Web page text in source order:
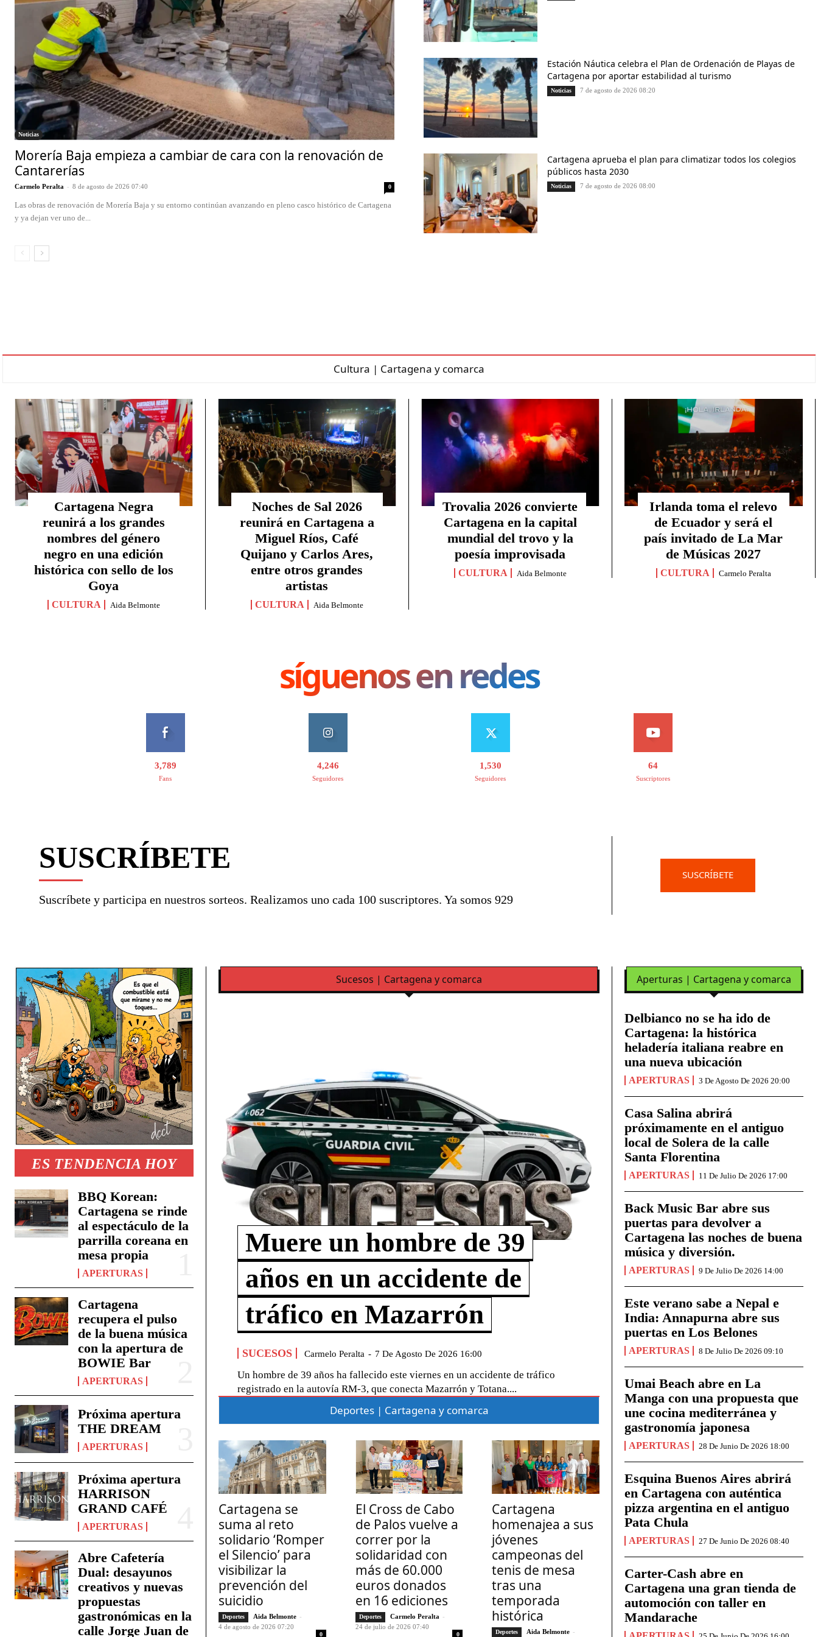
Noticias
Morería Baja empieza a cambiar de cara con la renovación de
Cantarerías
Carmelo Peralta - 8 de agosto de 2026 07:40 0
Las obras de renovación de Morería Baja y su entorno continúan avanzando en pleno casco histórico de Cartagena
y ya dejan ver uno de...
Estación Náutica celebra el Plan de Ordenación de Playas de
Cartagena por aportar estabilidad al turismo
Noticias 7 de agosto de 2026 08:20
Cartagena aprueba el plan para climatizar todos los colegios
públicos hasta 2030
Noticias 7 de agosto de 2026 08:00
Cultura | Cartagena y comarca
Cartagena Negra
reunirá a los grandes
nombres del género
negro en una edición
histórica con sello de los
Goya
CULTURA Aida Belmonte
Noches de Sal 2026
reunirá en Cartagena a
Miguel Ríos, Café
Quijano y Carlos Ares,
entre otros grandes
artistas
CULTURA Aida Belmonte
Trovalia 2026 convierte
Cartagena en la capital
mundial del trovo y la
poesía improvisada
CULTURA Aida Belmonte
Irlanda toma el relevo
de Ecuador y será el
país invitado de La Mar
de Músicas 2027
CULTURA Carmelo Peralta
síguenos en redes
3,789
Fans
4,246
Seguidores
1,530
Seguidores
64
Suscriptores
SUSCRÍBETE
Suscríbete y participa en nuestros sorteos. Realizamos uno cada 100 suscriptores. Ya somos 929
SUSCRÍBETE
ES TENDENCIA HOY
BBQ Korean:
Cartagena se rinde
al espectáculo de la
parrilla coreana en
mesa propia
APERTURAS
Cartagena
recupera el pulso
de la buena música
con la apertura de
BOWIE Bar
APERTURAS
Próxima apertura
THE DREAM
APERTURAS
Próxima apertura
HARRISON
GRAND CAFÉ
APERTURAS
Abre Cafetería
Dual: desayunos
creativos y nuevas
propuestas
gastronómicas en la
calle Jorge Juan de
Sucesos | Cartagena y comarca
Muere un hombre de 39
años en un accidente de
tráfico en Mazarrón
SUCESOS Carmelo Peralta - 7 De Agosto De 2026 16:00
Un hombre de 39 años ha fallecido este viernes en un accidente de tráfico
registrado en la autovía RM-3, que conecta Mazarrón y Totana....
Deportes | Cartagena y comarca
Cartagena se
suma al reto
solidario ‘Romper
el Silencio’ para
visibilizar la
prevención del
suicidio
Deportes Aida Belmonte -
4 de agosto de 2026 07:20
0
El Cross de Cabo
de Palos vuelve a
correr por la
solidaridad con
más de 60.000
euros donados
en 16 ediciones
Deportes Carmelo Peralta -
24 de julio de 2026 07:40
0
Cartagena
homenajea a sus
jóvenes
campeonas del
tenis de mesa
tras una
temporada
histórica
Deportes Aida Belmonte -
Aperturas | Cartagena y comarca
Delbianco no se ha ido de
Cartagena: la histórica
heladería italiana reabre en
una nueva ubicación
APERTURAS 3 De Agosto De 2026 20:00
Casa Salina abrirá
próximamente en el antiguo
local de Solera de la calle
Santa Florentina
APERTURAS 11 De Julio De 2026 17:00
Back Music Bar abre sus
puertas para devolver a
Cartagena las noches de buena
música y diversión.
APERTURAS 9 De Julio De 2026 14:00
Este verano sabe a Nepal e
India: Annapurna abre sus
puertas en Los Belones
APERTURAS 8 De Julio De 2026 09:10
Umai Beach abre en La
Manga con una propuesta que
une cocina mediterránea y
gastronomía japonesa
APERTURAS 28 De Junio De 2026 18:00
Esquina Buenos Aires abrirá
en Cartagena con auténtica
pizza argentina en el antiguo
Pata Chula
APERTURAS 27 De Junio De 2026 08:40
Carter-Cash abre en
Cartagena una gran tienda de
automoción con taller en
Mandarache